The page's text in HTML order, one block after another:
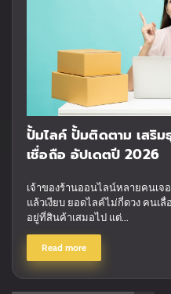
ปั้มไลค์ ปั้มติดตาม เสริม
เชื่อถือ อัปเดตปี 2026
เจ้าของร้านออนไลน์หลายคนเ
แล้วเงียบ ยอดไลค์ไม่กี่ดวง คน
อยู่ที่สินค้าเสมอไป แต่...
Read more